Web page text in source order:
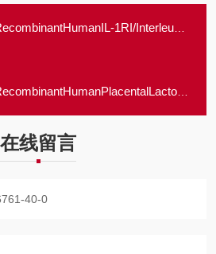
1RI/Interleukin-1ReceptorType1/IL-1R-1
CSH1
在线留言